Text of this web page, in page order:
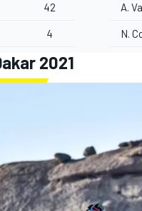
42 A.
4 N.
2021